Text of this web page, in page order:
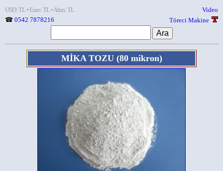
USD: TL • Euro: TL • Altın: TL
Video
☎ 0542 7878216 Töreci Makine
MİKA TOZU (80 mikron)